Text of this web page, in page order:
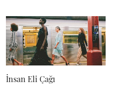
İnsan Eli Çağı